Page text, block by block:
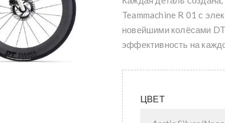
Teammachine R 01 с
новейшими колёсами
эффективность на
ЦВЕТ